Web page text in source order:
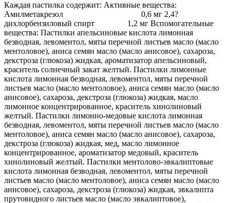
Каждая пастилка содержит: Активные вещества:
Амилметакрезол 0,6 мг 2,4?
дихлорбензиловый спирт 1,2 мг Вспомогательные
вещества: Пастилки апельсиновые кислота лимонная
безводная, левоментол, мяты перечной листьев масло (масло
ментоловое), аниса семян масло (масло анисовое), сахароза,
декстроза (глюкоза) жидкая, ароматизатор апельсиновый,
краситель солнечный закат желтый. Пастилки лимонные
кислота лимонная безводная, левоментол, мяты перечной
листьев масло (масло ментоловое), аниса семян масло (масло
анисовое), сахароза, декстроза (глюкоза) жидкая, масло
лимонное концентрированное, краситель хинолиновый
желтый. Пастилки лимонно-медовые кислота лимонная
безводная, левоментол, мяты перечной листьев масло (масло
ментоловое), аниса семян масло (масло анисовое), сахароза,
декстроза (глюкоза) жидкая, мед, масло лимонное
концентрированное, ароматизатор медовый, краситель
хинолиновый желтый. Пастилки ментолово-эвкалиптовые
кислота лимонная безводная, левоментол, мяты перечной
листьев масло (масло ментоловое), аниса семян масло (масло
анисовое), сахароза, декстроза (глюкоза) жидкая, эвкалипта
прутовидного листьев масло (масло эвкалиптовое),